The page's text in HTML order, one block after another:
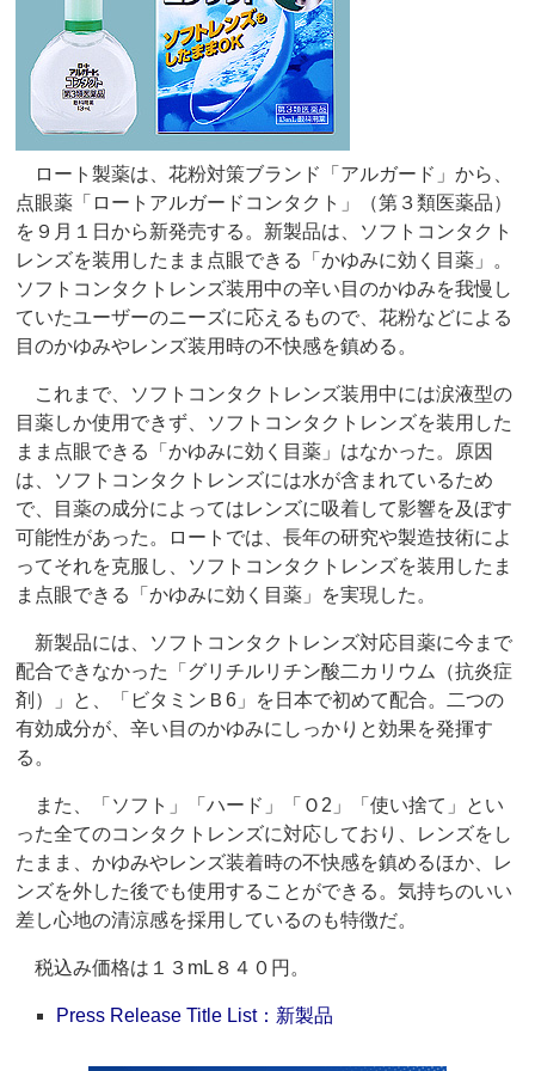
ロート製薬は、花粉対策ブランド「アルガード」から、
点眼薬「ロートアルガードコンタクト」（第３類医薬品）
を９月１日から新発売する。新製品は、ソフトコンタクト
レンズを装用したまま点眼できる「かゆみに効く目薬」。
ソフトコンタクトレンズ装用中の辛い目のかゆみを我慢し
ていたユーザーのニーズに応えるもので、花粉などによる
目のかゆみやレンズ装用時の不快感を鎮める。
これまで、ソフトコンタクトレンズ装用中には涙液型の
目薬しか使用できず、ソフトコンタクトレンズを装用した
まま点眼できる「かゆみに効く目薬」はなかった。原因
は、ソフトコンタクトレンズには水が含まれているため
で、目薬の成分によってはレンズに吸着して影響を及ぼす
可能性があった。ロートでは、長年の研究や製造技術によ
ってそれを克服し、ソフトコンタクトレンズを装用したま
ま点眼できる「かゆみに効く目薬」を実現した。
新製品には、ソフトコンタクトレンズ対応目薬に今まで
配合できなかった「グリチルリチン酸二カリウム（抗炎症
剤）」と、「ビタミンＢ6」を日本で初めて配合。二つの
有効成分が、辛い目のかゆみにしっかりと効果を発揮す
る。
また、「ソフト」「ハード」「Ｏ2」「使い捨て」とい
った全てのコンタクトレンズに対応しており、レンズをし
たまま、かゆみやレンズ装着時の不快感を鎮めるほか、レ
ンズを外した後でも使用することができる。気持ちのいい
差し心地の清涼感を採用しているのも特徴だ。
税込み価格は１３mL８４０円。
Press Release Title List：新製品